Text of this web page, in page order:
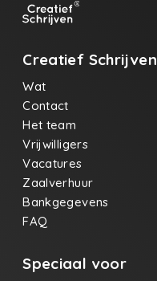
Creatief Schrijven
Wat
Contact
Het team
Vrijwilligers
Vacatures
Zaalverhuur
Bankgegevens
FAQ
Speciaal voor